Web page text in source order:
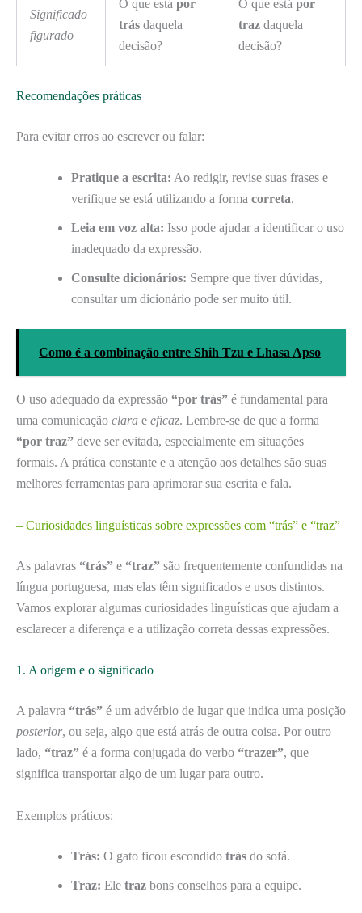
Significado
figurado
O que está por
trás daquela
decisão?
O que está por
traz daquela
decisão?
Recomendações práticas
Para evitar erros ao escrever ou falar:
Pratique a escrita: Ao redigir, revise suas frases e
verifique se está utilizando a forma correta.
Leia em voz alta: Isso pode ajudar a identificar o uso
inadequado da expressão.
Consulte dicionários: Sempre que tiver dúvidas,
consultar um dicionário pode ser muito útil.
Como é a combinação entre Shih Tzu e Lhasa Apso
O uso adequado da expressão “por trás” é fundamental para
uma comunicação clara e eficaz. Lembre-se de que a forma
“por traz” deve ser evitada, especialmente em situações
formais. A prática constante e a atenção aos detalhes são suas
melhores ferramentas para aprimorar sua escrita e fala.
– Curiosidades linguísticas sobre expressões com “trás” e “traz”
As palavras “trás” e “traz” são frequentemente confundidas na
língua portuguesa, mas elas têm significados e usos distintos.
Vamos explorar algumas curiosidades linguísticas que ajudam a
esclarecer a diferença e a utilização correta dessas expressões.
1. A origem e o significado
A palavra “trás” é um advérbio de lugar que indica uma posição
posterior, ou seja, algo que está atrás de outra coisa. Por outro
lado, “traz” é a forma conjugada do verbo “trazer”, que
significa transportar algo de um lugar para outro.
Exemplos práticos:
Trás: O gato ficou escondido trás do sofá.
Traz: Ele traz bons conselhos para a equipe.